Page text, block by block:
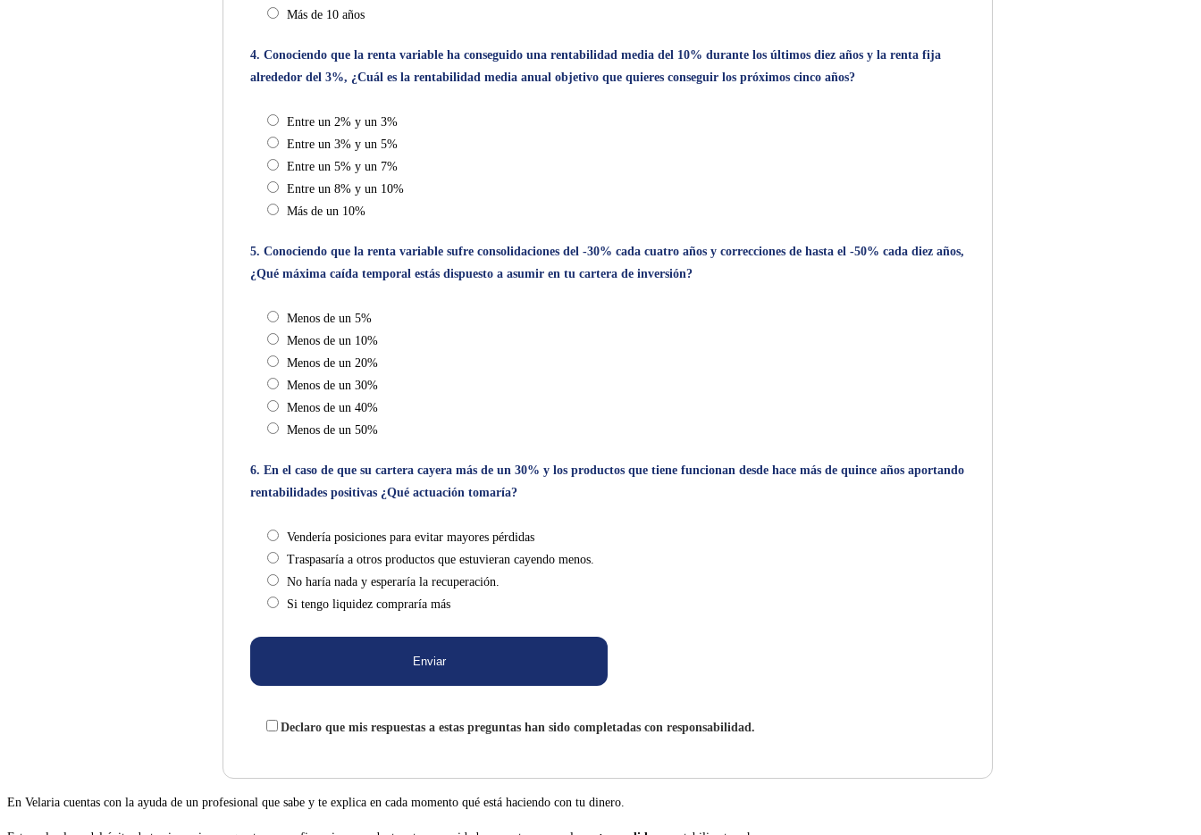
Más de 10 años
4. Conociendo que la renta variable ha conseguido una rentabilidad media del 10% durante los últimos diez años y la renta fija
alrededor del 3%, ¿Cuál es la rentabilidad media anual objetivo que quieres conseguir los próximos cinco años?
Entre un 2% y un 3%
Entre un 3% y un 5%
Entre un 5% y un 7%
Entre un 8% y un 10%
Más de un 10%
5. Conociendo que la renta variable sufre consolidaciones del -30% cada cuatro años y correcciones de hasta el -50% cada diez años,
¿Qué máxima caída temporal estás dispuesto a asumir en tu cartera de inversión?
Menos de un 5%
Menos de un 10%
Menos de un 20%
Menos de un 30%
Menos de un 40%
Menos de un 50%
6. En el caso de que su cartera cayera más de un 30% y los productos que tiene funcionan desde hace más de quince años aportando
rentabilidades positivas ¿Qué actuación tomaría?
Vendería posiciones para evitar mayores pérdidas
Traspasaría a otros productos que estuvieran cayendo menos.
No haría nada y esperaría la recuperación.
Si tengo liquidez compraría más
Declaro que mis respuestas a estas preguntas han sido completadas con responsabilidad.
En Velaria cuentas con la ayuda de un profesional que sabe y te explica en cada momento qué está haciendo con tu dinero.